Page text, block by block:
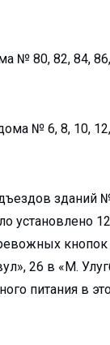
№ 80, 82, 84,
№ 6, 8, 10,
зданий
установлено
кнопок
26 в «М.
питания в